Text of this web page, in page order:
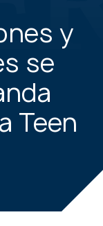
y
se
Teen